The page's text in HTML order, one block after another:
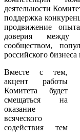
деятельности
поддержка
продвижение
доверия между
сообществом,
российского
Вместе с тем,
акцент работы
Комитета будет
смещаться на
оказание
всяческого
содействия тем